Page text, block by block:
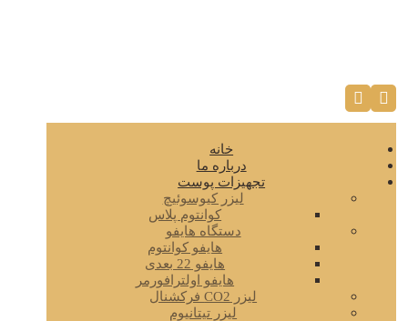
خانه
درباره ما
تجهیزات پوست
لیزر کیوسوئیچ
کوانتوم پلاس
دستگاه هایفو
هایفو کوانتوم
هایفو 22 بعدی
هایفو اولترافورمر
لیزر CO2 فرکشنال
لیزر تیتانیوم